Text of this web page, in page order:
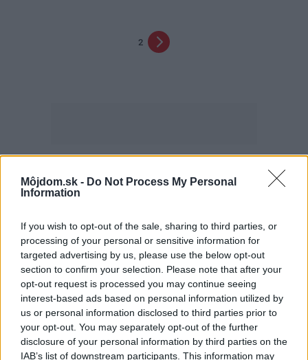
Môjdom.sk - Do Not Process My Personal
Information
If you wish to opt-out of the sale, sharing to third parties, or
processing of your personal or sensitive information for
targeted advertising by us, please use the below opt-out
section to confirm your selection. Please note that after your
opt-out request is processed you may continue seeing
interest-based ads based on personal information utilized by
us or personal information disclosed to third parties prior to
your opt-out. You may separately opt-out of the further
disclosure of your personal information by third parties on the
IAB’s list of downstream participants. This information may
2
Najčítanejšie Za týždeň Za mesiac
Deti odrástli, rodičia majú bývanie presne podľa
seba. V novom dome je všetko pre ich život i
návštevy vnúčat
Žije pri lese, chová sliepky a uspáva ju rieka.
Miestni remeselníci vytvorili bývanie, ktoré vyzerá
ako malý raj
K bytu ladili aj škáry v obklade. Majitelia zbúrali
stereotyp, bývanie vyzerá ako z filmov svojského